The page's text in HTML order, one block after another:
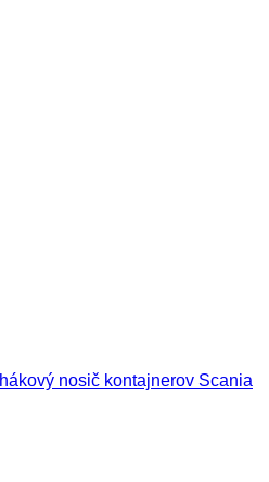
hákový nosič kontajnerov Scania